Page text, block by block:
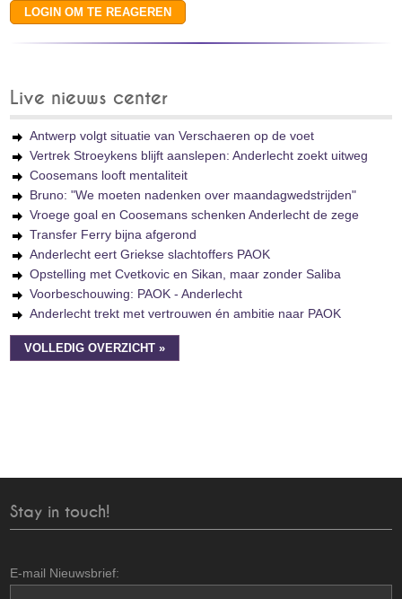
Live nieuws center
Antwerp volgt situatie van Verschaeren op de voet
Vertrek Stroeykens blijft aanslepen: Anderlecht zoekt uitweg
Coosemans looft mentaliteit
Bruno: "We moeten nadenken over maandagwedstrijden"
Vroege goal en Coosemans schenken Anderlecht de zege
Transfer Ferry bijna afgerond
Anderlecht eert Griekse slachtoffers PAOK
Opstelling met Cvetkovic en Sikan, maar zonder Saliba
Voorbeschouwing: PAOK - Anderlecht
Anderlecht trekt met vertrouwen én ambitie naar PAOK
VOLLEDIG OVERZICHT »
Stay in touch!
E-mail Nieuwsbrief: